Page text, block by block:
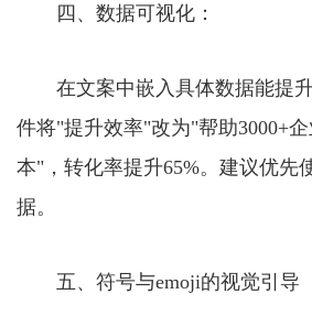
四、数据可视化：
在文案中嵌入具体数据能提升
件将"提升效率"改为"帮助3000+
本"，转化率提升65%。建议优先
据。
五、符号与emoji的视觉引导